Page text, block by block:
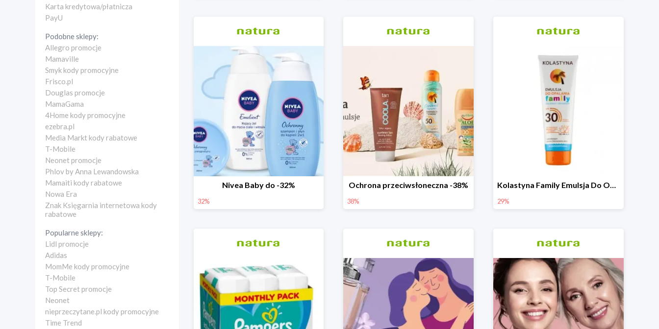
Karta kredytowa/płatnicza
PayU
Podobne sklepy:
Allegro promocje
Mamaville
Smyk kody promocyjne
Frisco.pl
Douglas promocje
MamaGama
4Home kody promocyjne
ezebra.pl
Media Markt kody rabatowe
T-Mobile
Neonet promocje
Phlov by Anna Lewandowska
Mamaiti kody rabatowe
Nowa Era
Znak Księgarnia internetowa kody
rabatowe
Popularne sklepy:
Lidl promocje
Adidas
MomMe kody promocyjne
T-Mobile
Top Secret promocje
Neonet
nieprzeczytane.pl kody promocyjne
Time Trend
Nivea Baby do -32%
32%
Ochrona przeciwsłoneczna -38%
38%
Kolastyna Family Emulsja Do Opalania
29%